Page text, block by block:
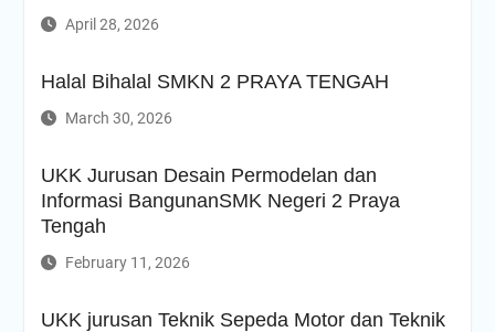
April 28, 2026
Halal Bihalal SMKN 2 PRAYA TENGAH
March 30, 2026
UKK Jurusan Desain Permodelan dan
Informasi BangunanSMK Negeri 2 Praya
Tengah
February 11, 2026
UKK jurusan Teknik Sepeda Motor dan Teknik